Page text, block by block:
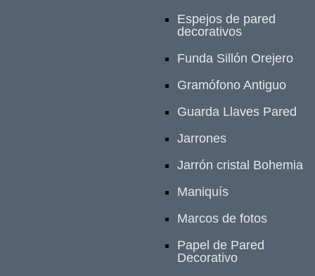
Espejos de pared
decorativos
Funda Sillón Orejero
Gramófono Antiguo
Guarda Llaves Pared
Jarrones
Jarrón cristal Bohemia
Maniquís
Marcos de fotos
Papel de Pared
Decorativo